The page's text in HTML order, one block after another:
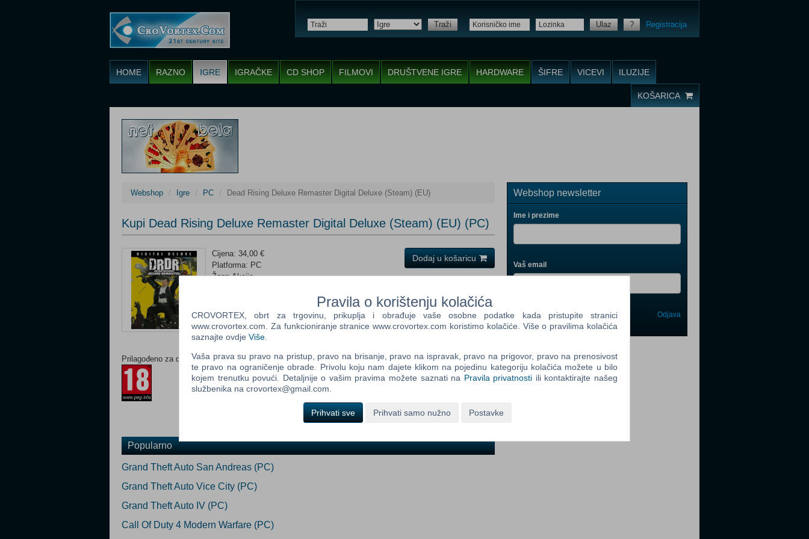
Traži Ulaz ? Registracija
HOME RAZNO IGRE IGRAČKE CD SHOP FILMOVI DRUŠTVENE IGRE HARDWARE ŠIFRE VICEVI ILUZIJE
KOŠARICA
Webshop Igre PC Dead Rising Deluxe Remaster Digital Deluxe (Steam) (EU)
Kupi Dead Rising Deluxe Remaster Digital Deluxe (Steam) (EU) (PC)
Cijena: 34,00 €
Platforma: PC
Žanr: Akcija
Ocijeni
Prilagođeno za dob:
Dodaj u košaricu
Popularno
Grand Theft Auto San Andreas (PC)
Grand Theft Auto Vice City (PC)
Grand Theft Auto IV (PC)
Call Of Duty 4 Modern Warfare (PC)
Webshop newsletter
Ime i prezime
Vaš email
Control
Field
Prijavi me Odjava
Pravila o korištenju kolačića
CROVORTEX, obrt za trgovinu, prikuplja i obrađuje vaše osobne podatke kada pristupite stranici
www.crovortex.com. Za funkcioniranje stranice www.crovortex.com koristimo kolačiće. Više o pravilima kolačića
saznajte ovdje Više
Vaša prava su pravo na pristup, pravo na brisanje, pravo na ispravak, pravo na prigovor, pravo na prenosivost
te pravo na ograničenje obrade. Privolu koju nam dajete klikom na pojedinu kategoriju kolačića možete u bilo
kojem trenutku povući. Detaljnije o vašim pravima možete saznati na Pravila privatnosti ili kontaktirajte našeg
službenika na crovortex@gmail.com.
Prihvati sve Prihvati samo nužno Postavke